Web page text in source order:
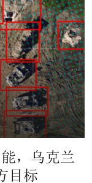
，乌克兰
目标